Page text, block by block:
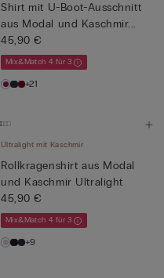
Shirt mit U-Boot-Ausschnitt
aus Modal und Kaschmir...
45,90 €
Mix&Match 4 für 3
+21
Ultralight mit Kaschmir
Rollkragenshirt aus Modal
und Kaschmir Ultralight
45,90 €
Mix&Match 4 für 3
+9